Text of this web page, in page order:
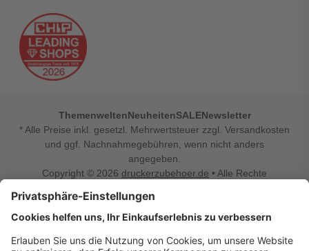
ThemenweltenNeuheitenSALENewsletter
* Alle Preise inkl. gesetzl. Mehrwertsteuer zzgl. Versandkosten
und ggf. Nachnahmegebühren, wenn nicht anders
angegeben.
Copyright © 2026 druckerzubehoer.de • Alle Rechte
Vertrag widerrufen
Druckerzubehoer.de – preiswerte Qualität für Ihr Office
Sie sind auf der Suche nach dem passenden Druckerzubehör